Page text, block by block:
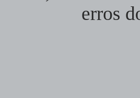
erros